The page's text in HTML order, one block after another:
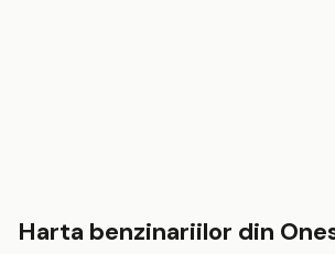
Harta benzinariilor din